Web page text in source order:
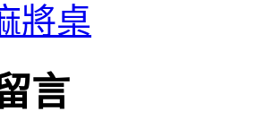
將桌
言